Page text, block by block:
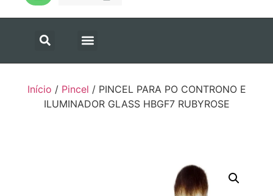
Início / Pincel / PINCEL PARA PO CONTRONO E
ILUMINADOR GLASS HBGF7 RUBYROSE